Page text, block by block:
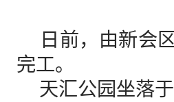
日前，由新会区
完工。
天汇公园坐落于